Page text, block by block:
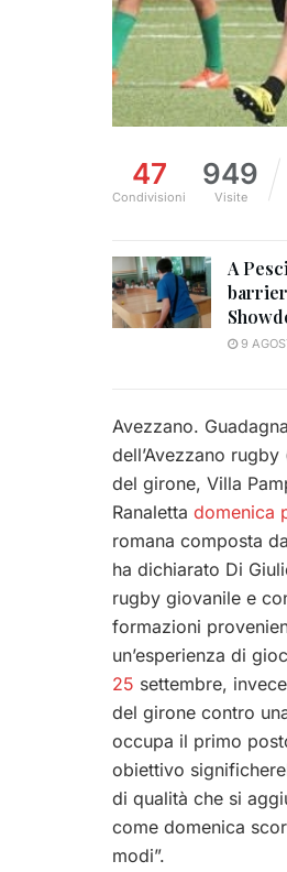
47
Condivisioni
949
Visite
A
9
Avezzano.
dell’Avezzano
del girone, Villa
Ranaletta domenica
romana composta
ha dichiarato Di
rugby giovanile e
formazioni
un’esperienza di
25 settembre,
del girone contro
occupa il primo
obiettivo
di qualità che si
come domenica
modi”.